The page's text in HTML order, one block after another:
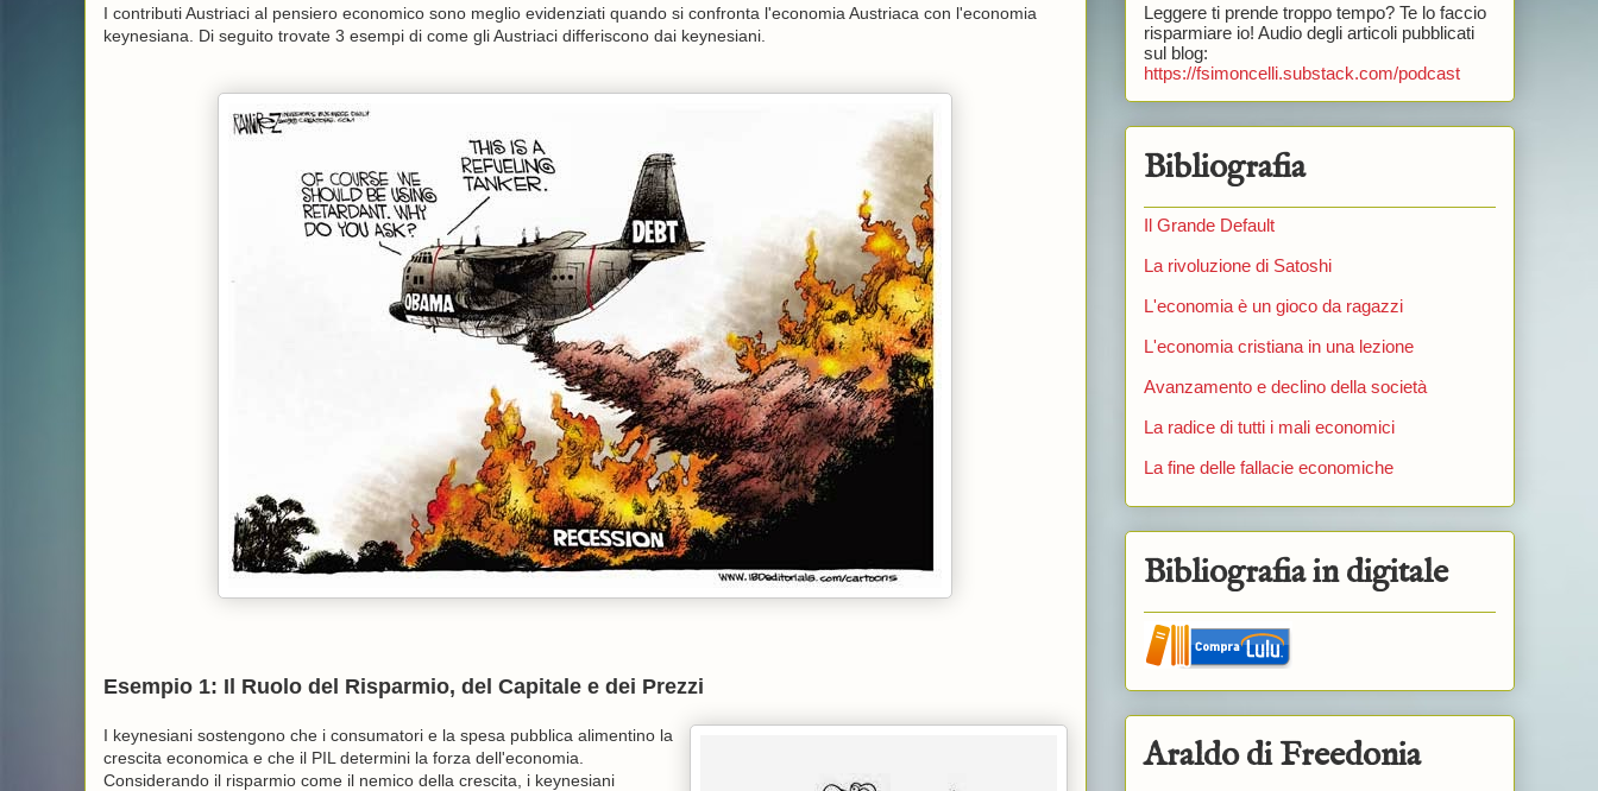
I contributi Austriaci al pensiero economico sono meglio evidenziati quando si confronta l'economia Austriaca con l'economia
keynesiana. Di seguito trovate 3 esempi di come gli Austriaci differiscono dai keynesiani.
Esempio 1: Il Ruolo del Risparmio, del Capitale e dei Prezzi
I keynesiani sostengono che i consumatori e la spesa pubblica alimentino la
crescita economica e che il PIL determini la forza dell'economia.
Considerando il risparmio come il nemico della crescita, i keynesiani
Leggere ti prende troppo tempo? Te lo faccio
risparmiare io! Audio degli articoli pubblicati
sul blog:
https://fsimoncelli.substack.com/podcast
Bibliografia
Il Grande Default
La rivoluzione di Satoshi
L'economia è un gioco da ragazzi
L'economia cristiana in una lezione
Avanzamento e declino della società
La radice di tutti i mali economici
La fine delle fallacie economiche
Bibliografia in digitale
Araldo di Freedonia